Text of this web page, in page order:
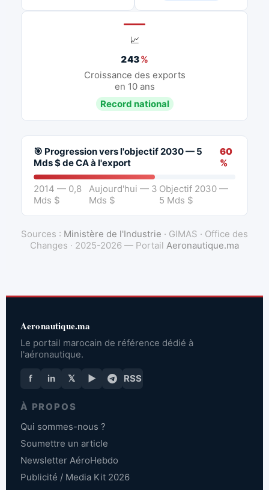
📈
243%
Croissance des exports
en 10 ans
Record national
🎯 Progression vers l'objectif 2030 — 5
Mds $ de CA à l'export
60
%
2014 — 0,8
Mds $
Aujourd'hui — 3
Mds $
Objectif 2030 —
5 Mds $
Sources : Ministère de l'Industrie · GIMAS · Office des
Changes · 2025-2026 — Portail Aeronautique.ma
Aeronautique.ma
Le portail marocain de référence dédié à
l'aéronautique.
f in 𝕏 ▶ RSS
À PROPOS
Qui sommes-nous ?
Soumettre un article
Newsletter AéroHebdo
Publicité / Media Kit 2026